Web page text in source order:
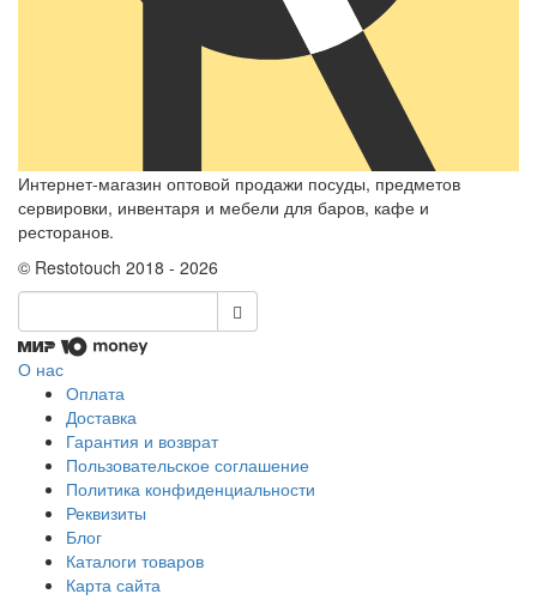
Интернет-магазин оптовой продажи посуды, предметов
сервировки, инвентаря и мебели для баров, кафе и
ресторанов.
© Restotouch 2018 - 2026
О нас
Оплата
Доставка
Гарантия и возврат
Пользовательское соглашение
Политика конфиденциальности
Реквизиты
Блог
Каталоги товаров
Карта сайта